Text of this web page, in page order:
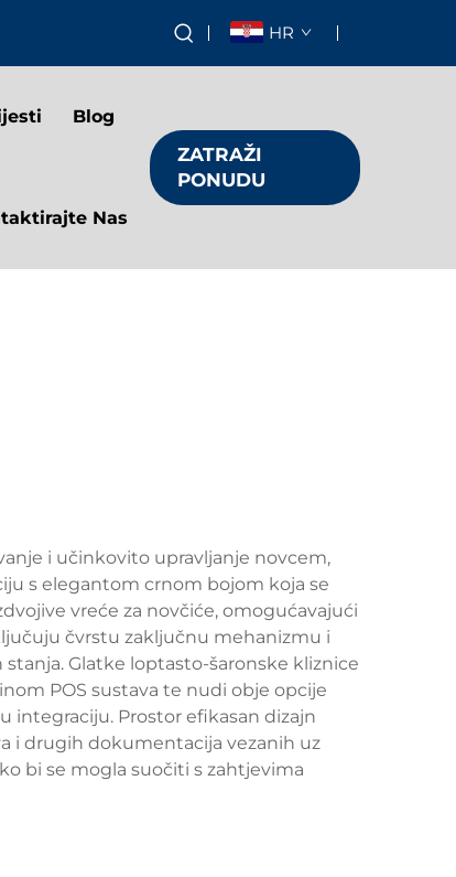
HR
Blog
Nas
ZATRAŽI
PONUDU
i učinkovito upravljanje novcem,
s elegantom crnom bojom koja se
vreće za novčiće, omogućavajući
čvrstu zaključnu mehanizmu i
Glatke loptasto-šaronske kliznice
POS sustava te nudi obje opcije
integraciju. Prostor efikasan dizajn
i drugih dokumentacija vezanih uz
bi se mogla suočiti s zahtjevima